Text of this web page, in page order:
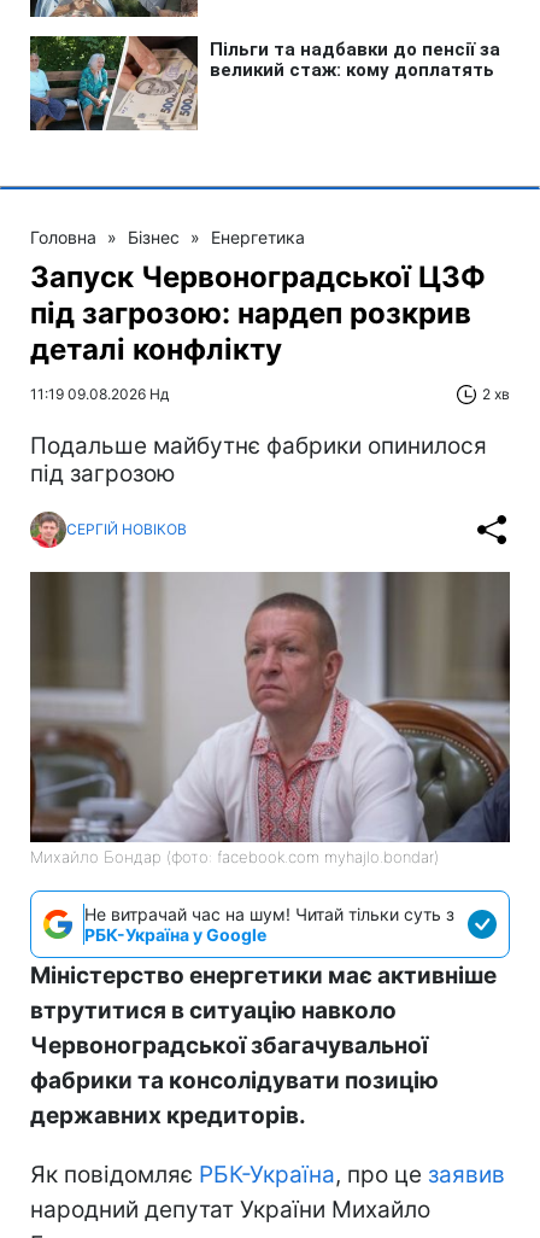
Головна » Бізнес » Енергетика
Запуск Червоноградської ЦЗФ
під загрозою: нардеп розкрив
деталі конфлікту
11:19 09.08.2026 Нд 2 хв
Подальше майбутнє фабрики опинилося
під загрозою
СЕРГІЙ НОВІКОВ
Михайло Бондар (фото: facebook.com myhajlo.bondar)
Не витрачай час на шум! Читай тільки суть з
РБК-Україна у Google
Міністерство енергетики має активніше
втрутитися в ситуацію навколо
Червоноградської збагачувальної
фабрики та консолідувати позицію
державних кредиторів.
Як повідомляє РБК-Україна, про це заявив
народний депутат України Михайло